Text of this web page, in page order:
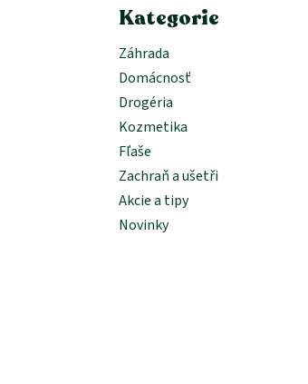
Kategorie
Záhrada
Domácnosť
Drogéria
Kozmetika
Fľaše
Zachraň a ušetři
Akcie a tipy
Novinky